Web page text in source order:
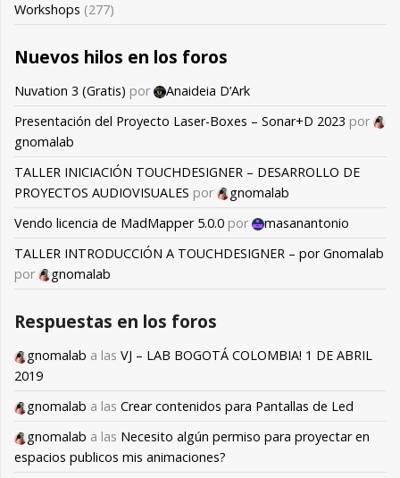
Workshops (277)
Nuevos hilos en los foros
Nuvation 3 (Gratis) por
Anaideia D’Ark
Presentación del Proyecto Laser-Boxes – Sonar+D 2023 por
gnomalab
TALLER INICIACIÓN TOUCHDESIGNER – DESARROLLO DE
PROYECTOS AUDIOVISUALES por
gnomalab
Vendo licencia de MadMapper 5.0.0 por
masanantonio
TALLER INTRODUCCIÓN A TOUCHDESIGNER – por Gnomalab
por
gnomalab
Respuestas en los foros
gnomalab a las VJ – LAB BOGOTÁ COLOMBIA! 1 DE ABRIL
2019
gnomalab a las Crear contenidos para Pantallas de Led
gnomalab a las Necesito algún permiso para proyectar en
espacios publicos mis animaciones?